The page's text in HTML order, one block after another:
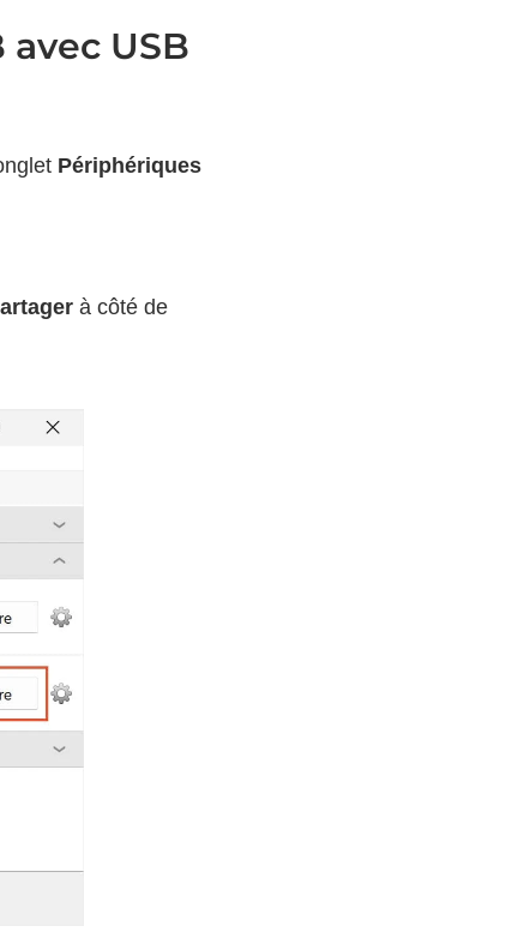
USB
Périphériques
à côté de